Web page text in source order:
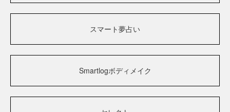
スマート夢占い
Smartlogボディメイク